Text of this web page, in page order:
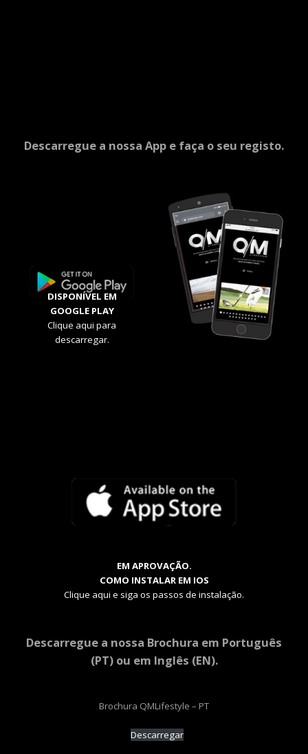
Descarregue a nossa App e faça o seu registo.
DISPONÍVEL EM
GOOGLE PLAY
Clique aqui para
descarregar.
EM APROVAÇÃO.
COMO INSTALAR EM IOS
Clique aqui e siga os passos de instalação.
Descarregue a nossa Brochura em Português
(PT) ou em Inglês (EN).
Brochura QMLifestyle – PT
Descarregar